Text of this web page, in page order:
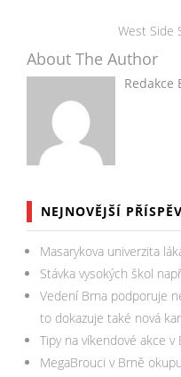
West Side
About The Author
Redakce
NEJNOVĚJŠÍ
Masarykova univerzita
Stávka vysokých škol
Vedení Brna podporuje
to dokazuje také nová
Tipy na víkendové akce v
MegaBrouci v Brně